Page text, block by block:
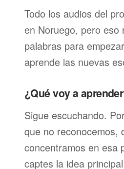
Todo los audios del
en Noruego, pero eso
palabras para
aprende las nuevas
¿Qué voy a
Sigue escuchando.
que no reconocemos,
concentramos en esa
captes la idea